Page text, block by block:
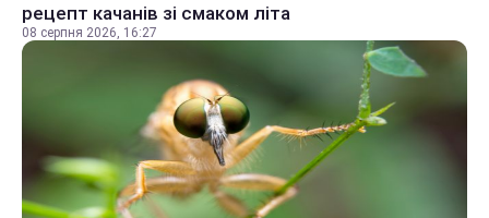
рецепт качанів зі смаком літа
08 серпня 2026, 16:27